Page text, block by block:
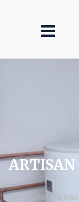
ARTISAN
devis Chauffe